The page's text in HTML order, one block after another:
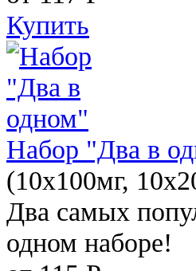
Купить
Набор "Два в
(10x100мг,
Два самых
одном наборе!